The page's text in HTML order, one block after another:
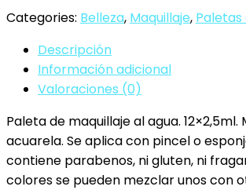
6
Paleta
cantidad
Categories: Belleza, Maquillaje, Paletas
Descripción
Información adicional
Valoraciones (0)
Paleta de maquillaje al agua. 12×2,5ml.
acuarela. Se aplica con pincel o
contiene parabenos, ni gluten, ni
colores se pueden mezclar unos con